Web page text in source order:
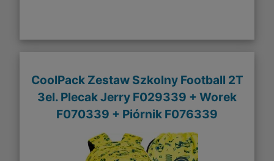
CoolPack Zestaw Szkolny Football 2T
3el. Plecak Jerry F029339 + Worek
F070339 + Piórnik F076339